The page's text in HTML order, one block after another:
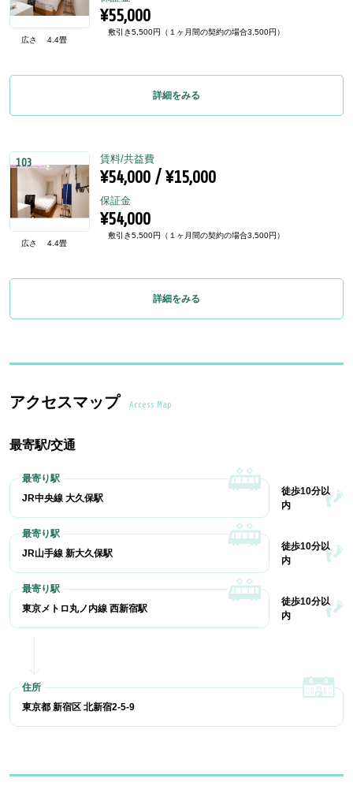
広さ 4.4畳
¥55,000
敷引き5,500円（１ヶ月間の契約の場合3,500円）
詳細をみる
103
広さ 4.4畳
賃料/共益費
¥54,000 / ¥15,000
保証金
¥54,000
敷引き5,500円（１ヶ月間の契約の場合3,500円）
詳細をみる
アクセスマップ Access Map
最寄駅/交通
JR中央線 大久保駅
徒歩10分以
内
JR山手線 新大久保駅
徒歩10分以
内
東京メトロ丸ノ内線 西新宿駅
徒歩10分以
内
東京都 新宿区 北新宿2-5-9